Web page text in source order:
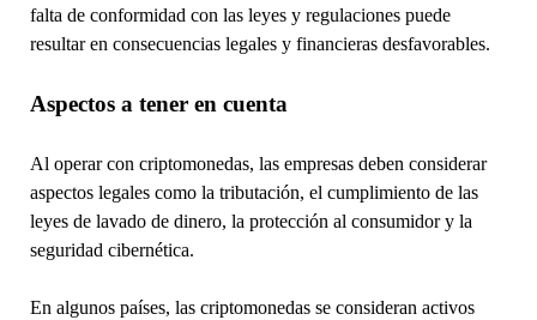
falta de conformidad con las leyes y regulaciones puede
resultar en consecuencias legales y financieras desfavorables.
Aspectos a tener en cuenta
Al operar con criptomonedas, las empresas deben considerar
aspectos legales como la tributación, el cumplimiento de las
leyes de lavado de dinero, la protección al consumidor y la
seguridad cibernética.
En algunos países, las criptomonedas se consideran activos